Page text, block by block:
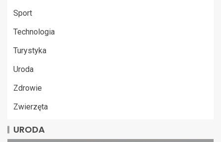
Sport
Technologia
Turystyka
Uroda
Zdrowie
Zwierzęta
URODA